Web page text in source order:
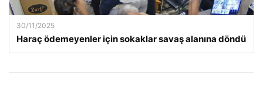
30/11/2025
Haraç ödemeyenler için sokaklar savaş alanına döndü